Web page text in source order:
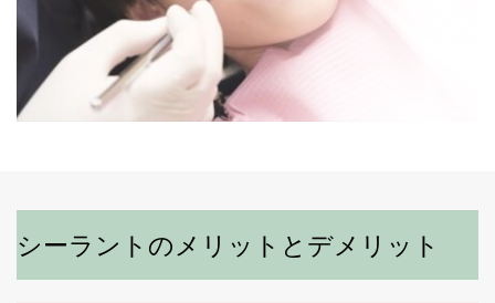
シーラントのメリットとデメリット